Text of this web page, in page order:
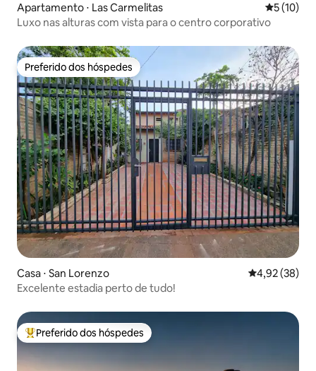
Apartamento ⋅ Las Carmelitas 5 de uma
5 (10)
Luxo nas alturas com vista para o centro corporativo
Preferido dos hóspedes
Preferido dos hóspedes
Casa ⋅ San Lorenzo 4,92 de uma
4,92 (38)
Excelente estadia perto de tudo!
Entre os melhores preferidos dos hóspedes
Preferido dos hóspedes